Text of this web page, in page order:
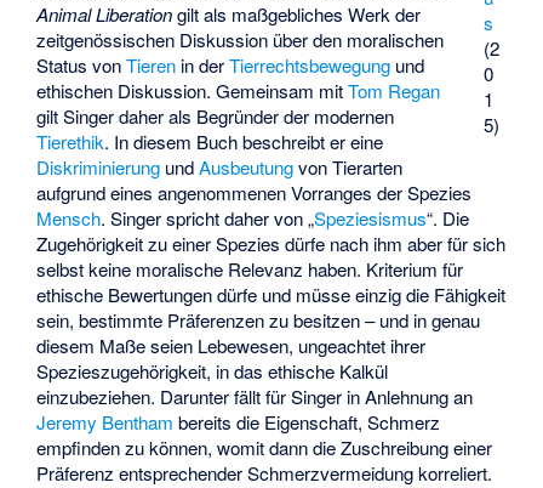
s
(2
0
1
5)
Animal Liberationgilt als maßgebliches Werk der
zeitgenössischen Diskussion über den moralischen
Status vonTieren in derTierrechtsbewegung und
ethischen Diskussion. Gemeinsam mitTom Regan
gilt Singer daher als Begründer der modernen
Tierethik. In diesem Buch beschreibt er eine
Diskriminierung undAusbeutungvon Tierarten
aufgrund eines angenommenen Vorranges der Spezies
Mensch. Singer spricht daher von „Speziesismus“. Die
Zugehörigkeit zu einer Spezies dürfe nach ihm aber für sich
selbst keine moralische Relevanz haben. Kriterium für
ethische Bewertungen dürfe und müsse einzig die Fähigkeit
sein, bestimmte Präferenzen zu besitzen – und in genau
diesem Maße seien Lebewesen, ungeachtet ihrer
Spezieszugehörigkeit, in das ethische Kalkül
einzubeziehen. Darunter fällt für Singer in Anlehnung an
Jeremy Bentham bereits die Eigenschaft, Schmerz
empfinden zu können, womit dann die Zuschreibung einer
Präferenz entsprechender Schmerzvermeidung korreliert.